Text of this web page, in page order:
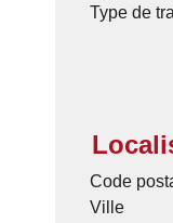
Type de
Code
Ville